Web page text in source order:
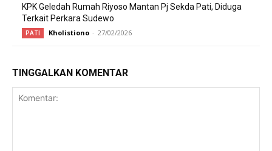
KPK Geledah Rumah Riyoso Mantan Pj Sekda Pati, Diduga
Terkait Perkara Sudewo
PATI Kholistiono - 27/02/2026
TINGGALKAN KOMENTAR